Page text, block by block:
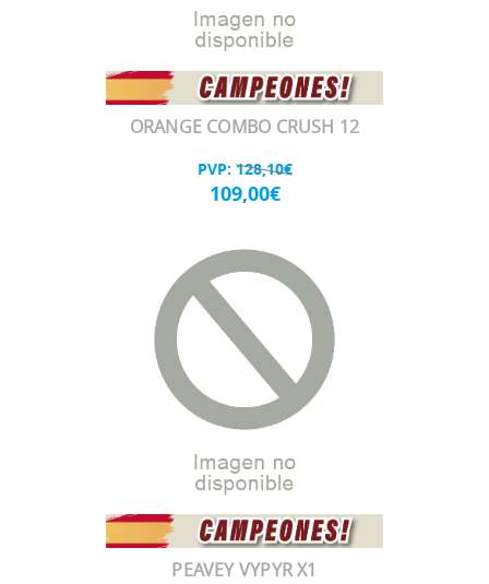
ORANGE COMBO CRUSH 12
PVP: 128,10€
109,00€
PEAVEY VYPYR X1